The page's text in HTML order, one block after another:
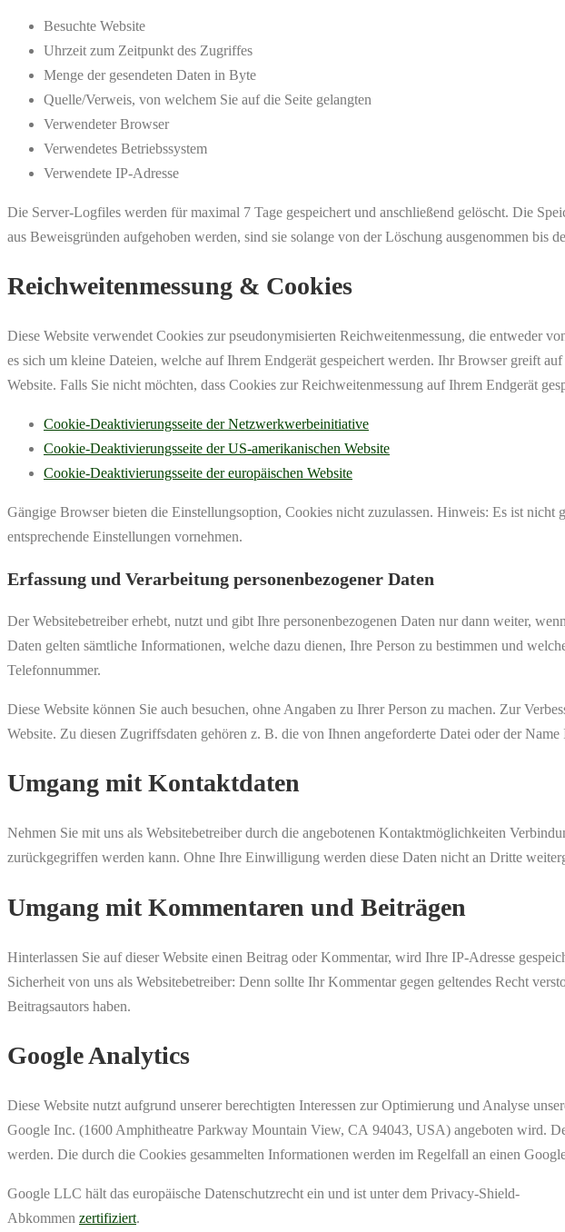
Besuchte Website
Uhrzeit zum Zeitpunkt des Zugriffes
Menge der gesendeten Daten in Byte
Quelle/Verweis, von welchem Sie auf die Seite gelangten
Verwendeter Browser
Verwendetes Betriebssystem
Verwendete IP-Adresse
Die Server-Logfiles werden für maximal 7 Tage gespeichert und anschließend gelöscht. Die
aus Beweisgründen aufgehoben werden, sind sie solange von der Löschung ausgenommen bis
Reichweitenmessung & Cookies
Diese Website verwendet Cookies zur pseudonymisierten Reichweitenmessung, die entweder
es sich um kleine Dateien, welche auf Ihrem Endgerät gespeichert werden. Ihr Browser greift
Website. Falls Sie nicht möchten, dass Cookies zur Reichweitenmessung auf Ihrem Endgerät
Cookie-Deaktivierungsseite der Netzwerkwerbeinitiative
Cookie-Deaktivierungsseite der US-amerikanischen Website
Cookie-Deaktivierungsseite der europäischen Website
Gängige Browser bieten die Einstellungsoption, Cookies nicht zuzulassen. Hinweis: Es ist
entsprechende Einstellungen vornehmen.
Erfassung und Verarbeitung personenbezogener Daten
Der Websitebetreiber erhebt, nutzt und gibt Ihre personenbezogenen Daten nur dann weiter,
Daten gelten sämtliche Informationen, welche dazu dienen, Ihre Person zu bestimmen und
Telefonnummer.
Diese Website können Sie auch besuchen, ohne Angaben zu Ihrer Person zu machen. Zur
Website. Zu diesen Zugriffsdaten gehören z. B. die von Ihnen angeforderte Datei oder der
Umgang mit Kontaktdaten
Nehmen Sie mit uns als Websitebetreiber durch die angebotenen Kontaktmöglichkeiten
zurückgegriffen werden kann. Ohne Ihre Einwilligung werden diese Daten nicht an Dritte
Umgang mit Kommentaren und Beiträgen
Hinterlassen Sie auf dieser Website einen Beitrag oder Kommentar, wird Ihre IP-Adresse
Sicherheit von uns als Websitebetreiber: Denn sollte Ihr Kommentar gegen geltendes Recht
Beitragsautors haben.
Google Analytics
Diese Website nutzt aufgrund unserer berechtigten Interessen zur Optimierung und Analyse
Google Inc. (1600 Amphitheatre Parkway Mountain View, CA 94043, USA) angeboten wird.
werden. Die durch die Cookies gesammelten Informationen werden im Regelfall an einen
Google LLC hält das europäische Datenschutzrecht ein und ist unter dem Privacy-Shield-
Abkommen zertifiziert.